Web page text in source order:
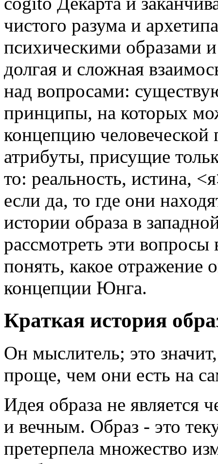
чистого разума и
психическими образами
долгая и сложная
над вопросами:
принципы, на которых
концепцию
атрибуты, присущие
то: реальность, истина,
если да, то где они
истории образа в
рассмотреть эти вопросы
понять, какое
концепции Юнга.
Краткая история
Он мыслитель; это
проще, чем они есть на
Идея образа не
и вечным. Образ - это
претерпела множество